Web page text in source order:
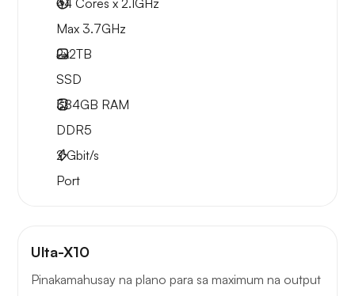
44 Cores x 2.1GHz
Max 3.7GHz
2x2TB
SSD
384GB RAM
DDR5
2Gbit/s
Port
Ulta-X10
Pinakamahusay na plano para sa maximum na output